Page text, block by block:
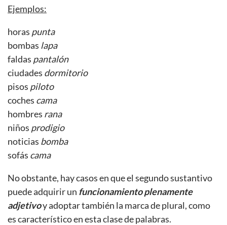
Ejemplos:
horas punta
bombas lapa
faldas pantalón
ciudades dormitorio
pisos piloto
coches cama
hombres rana
niños prodigio
noticias bomba
sofás cama
No obstante, hay casos en que el segundo sustantivo
puede adquirir un funcionamiento plenamente
adjetivoy adoptar también la marca de plural, como
es característico en esta clase de palabras.